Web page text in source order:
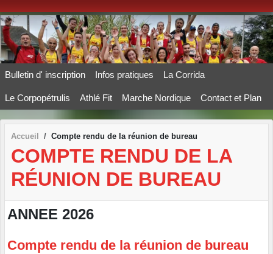
Bulletin d' inscription Infos pratiques La Corrida
Le Corpopétrulis Athlé Fit Marche Nordique Contact et Plan
Accueil Compte rendu de la réunion de bureau
COMPTE RENDU DE LA
RÉUNION DE BUREAU
ANNEE 2026
Compte rendu de la réunion de bureau